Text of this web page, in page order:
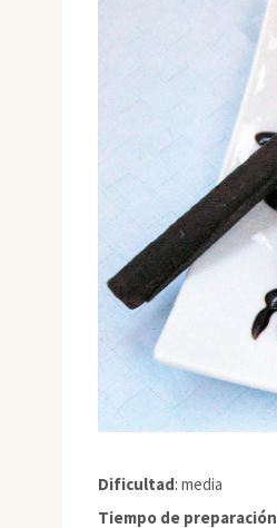
Dificultad: media
Tiempo de preparación